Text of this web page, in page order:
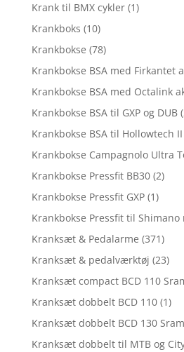
Krank til BMX cykler (1)
Krankboks (10)
Krankbokse (78)
Krankbokse BSA med Firkantet
Krankbokse BSA med Octalink
Krankbokse BSA til GXP og DUB
Krankbokse BSA til Hollowtech II
Krankbokse Campagnolo Ultra
Krankbokse Pressfit BB30 (2)
Krankbokse Pressfit GXP (1)
Krankbokse Pressfit til Shimano
Kranksæt & Pedalarme (371)
Kranksæt & pedalværktøj (23)
Kranksæt compact BCD 110
Kranksæt dobbelt BCD 110 (1)
Kranksæt dobbelt BCD 130 Sram
Kranksæt dobbelt til MTB og